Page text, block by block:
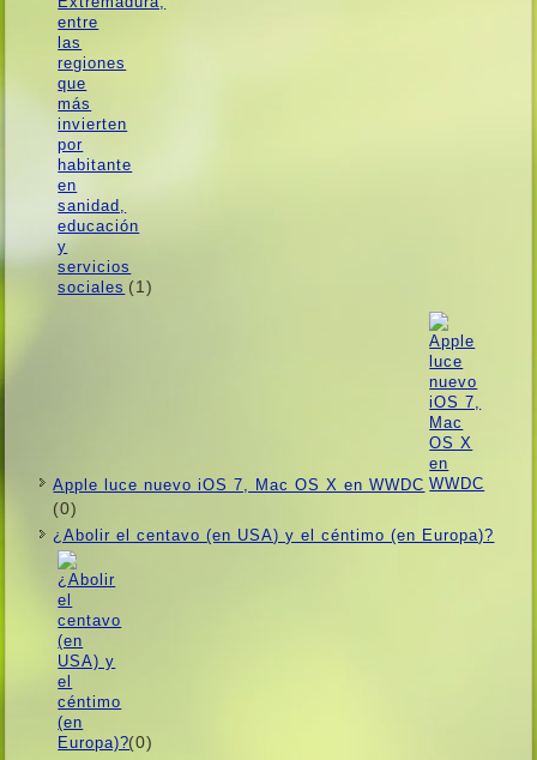
(1)
Apple luce nuevo iOS 7, Mac OS X en WWDC
(0)
¿Abolir el centavo (en USA) y el céntimo (en Europa)?
(0)